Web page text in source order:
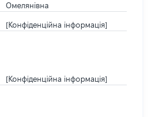
Омелянівна
[Конфіденційна інформація]
[Конфіденційна інформація]